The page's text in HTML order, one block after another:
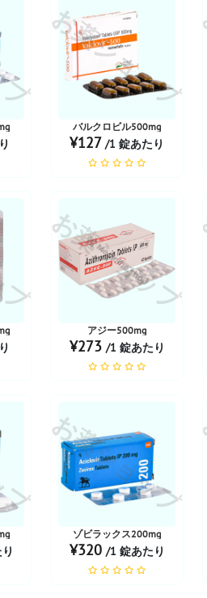
お薬ショップ
バルクロビル500mg
¥127/1 錠あたり
お薬ショップ
アジー500mg
¥273 /1 錠あたり
お薬ショップ
ゾビラックス200mg
¥320 /1 錠あたり